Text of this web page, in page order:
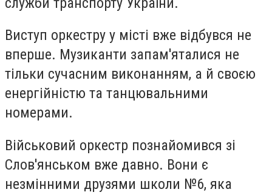
Виступ оркестру у місті вже відбувся не
вперше. Музиканти запам'яталися не
тільки сучасним виконанням, а й своєю
енергійністю та танцювальними
номерами.
Військовий оркестр познайомився зі
Слов'янськом вже давно. Вони є
незмінними друзями школи №6, яка